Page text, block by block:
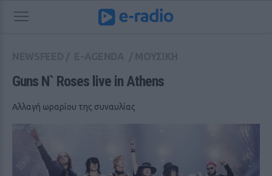
Guns N` Roses live in Athens
Αλλαγή ωραρίου της συναυλίας